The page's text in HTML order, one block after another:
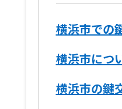
横浜市での
横浜市につ
横浜市の鍵